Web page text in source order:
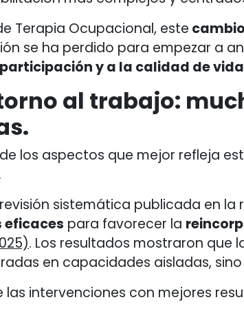
Terapia Ocupacional, este
se ha perdido para empezar a
y a la calidad de
al trabajo:
.
los aspectos que mejor refleja
sistemática publicada en la
eficaces para favorecer la
. Los resultados mostraron que
en capacidades aisladas,
las intervenciones con mejores